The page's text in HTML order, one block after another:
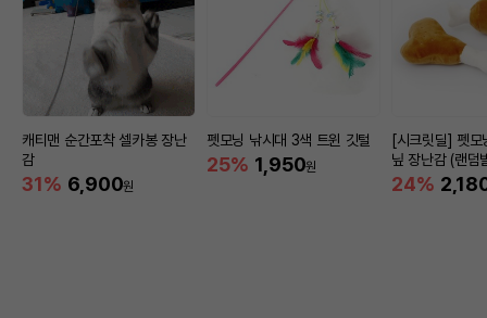
캐티맨 순간포착 셀카봉 장난
감
31% 6,900원
펫모닝 낚시대 3색 트윈 깃털
25% 1,950원
[시크릿딜] 펫모
닢 장난감 (랜덤
24%